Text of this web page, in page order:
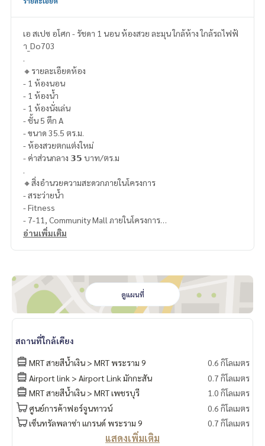
เอ สเปซ อโศก - รัชดา 1 นอน ห้องสวย ละมุน ใกล้ห้าง ใกล้รถไฟฟ้
า_Do703
.
🔸รายละเอียดห้อง
- 1 ห้องนอน
- 1 ห้องน้ำ
- 1 ห้องนั่งเล่น
- ชั้น 5 ตึก A
- ขนาด 35.5 ตร.ม.
- ห้องสวยตกแต่งใหม่
- ค่าส่วนกลาง 𝟯𝟱 บาท/ตร.ม
.
🔸สิ่งอำนวยความสะดวกภายในโครงการ
- สระว่ายน้ำ
- Fitness
- 7-11, Community Mall ภายในโครงการ
- โถงต้อนรับแต่ละอาคาร
- ระบบกล้องวงจรปิด CCTV โดยรอบภายในอาคาร
- พนักงานรักษาความปลอดภัย 24 ชม.
🔸สถานที่ใกล้เคียง
- MRT พระราม9
- Central พระราม 9
- Fortune พระราม 9
- โรงเรียน สาธิต มศว ประสานมิตร
- มหาวิทยาลัยศรีนครินทรวิโรฒ ประสานมิตร
- โรงพยาบาลพระราม 9
- โรงพยาบาลปิยเวท
===============
อ่านเพิ่มเติม
ดูแผนที่
สถานที่ใกล้เคียง
MRT สายสีน้ำเงิน > MRT พระราม 9
0.6 กิโลเมตร
Airport link > Airport Link มักกะสัน
0.7 กิโลเมตร
MRT สายสีน้ำเงิน > MRT เพชรบุรี
1.0 กิโลเมตร
ศูนย์การค้าฟอร์จูนทาวน์
0.6 กิโลเมตร
เซ็นทรัลพลาซ่า แกรนด์ พระราม 9
0.7 กิโลเมตร
แสดงเพิ่มเติม